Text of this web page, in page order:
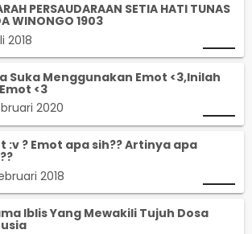
PERSAUDARAAN SETIA HATI TUNAS
WINONGO 1903
2018
Suka Menggunakan Emot <3,Inilah
<3
2020
:v ? Emot apa sih?? Artinya apa
2018
Iblis Yang Mewakili Tujuh Dosa